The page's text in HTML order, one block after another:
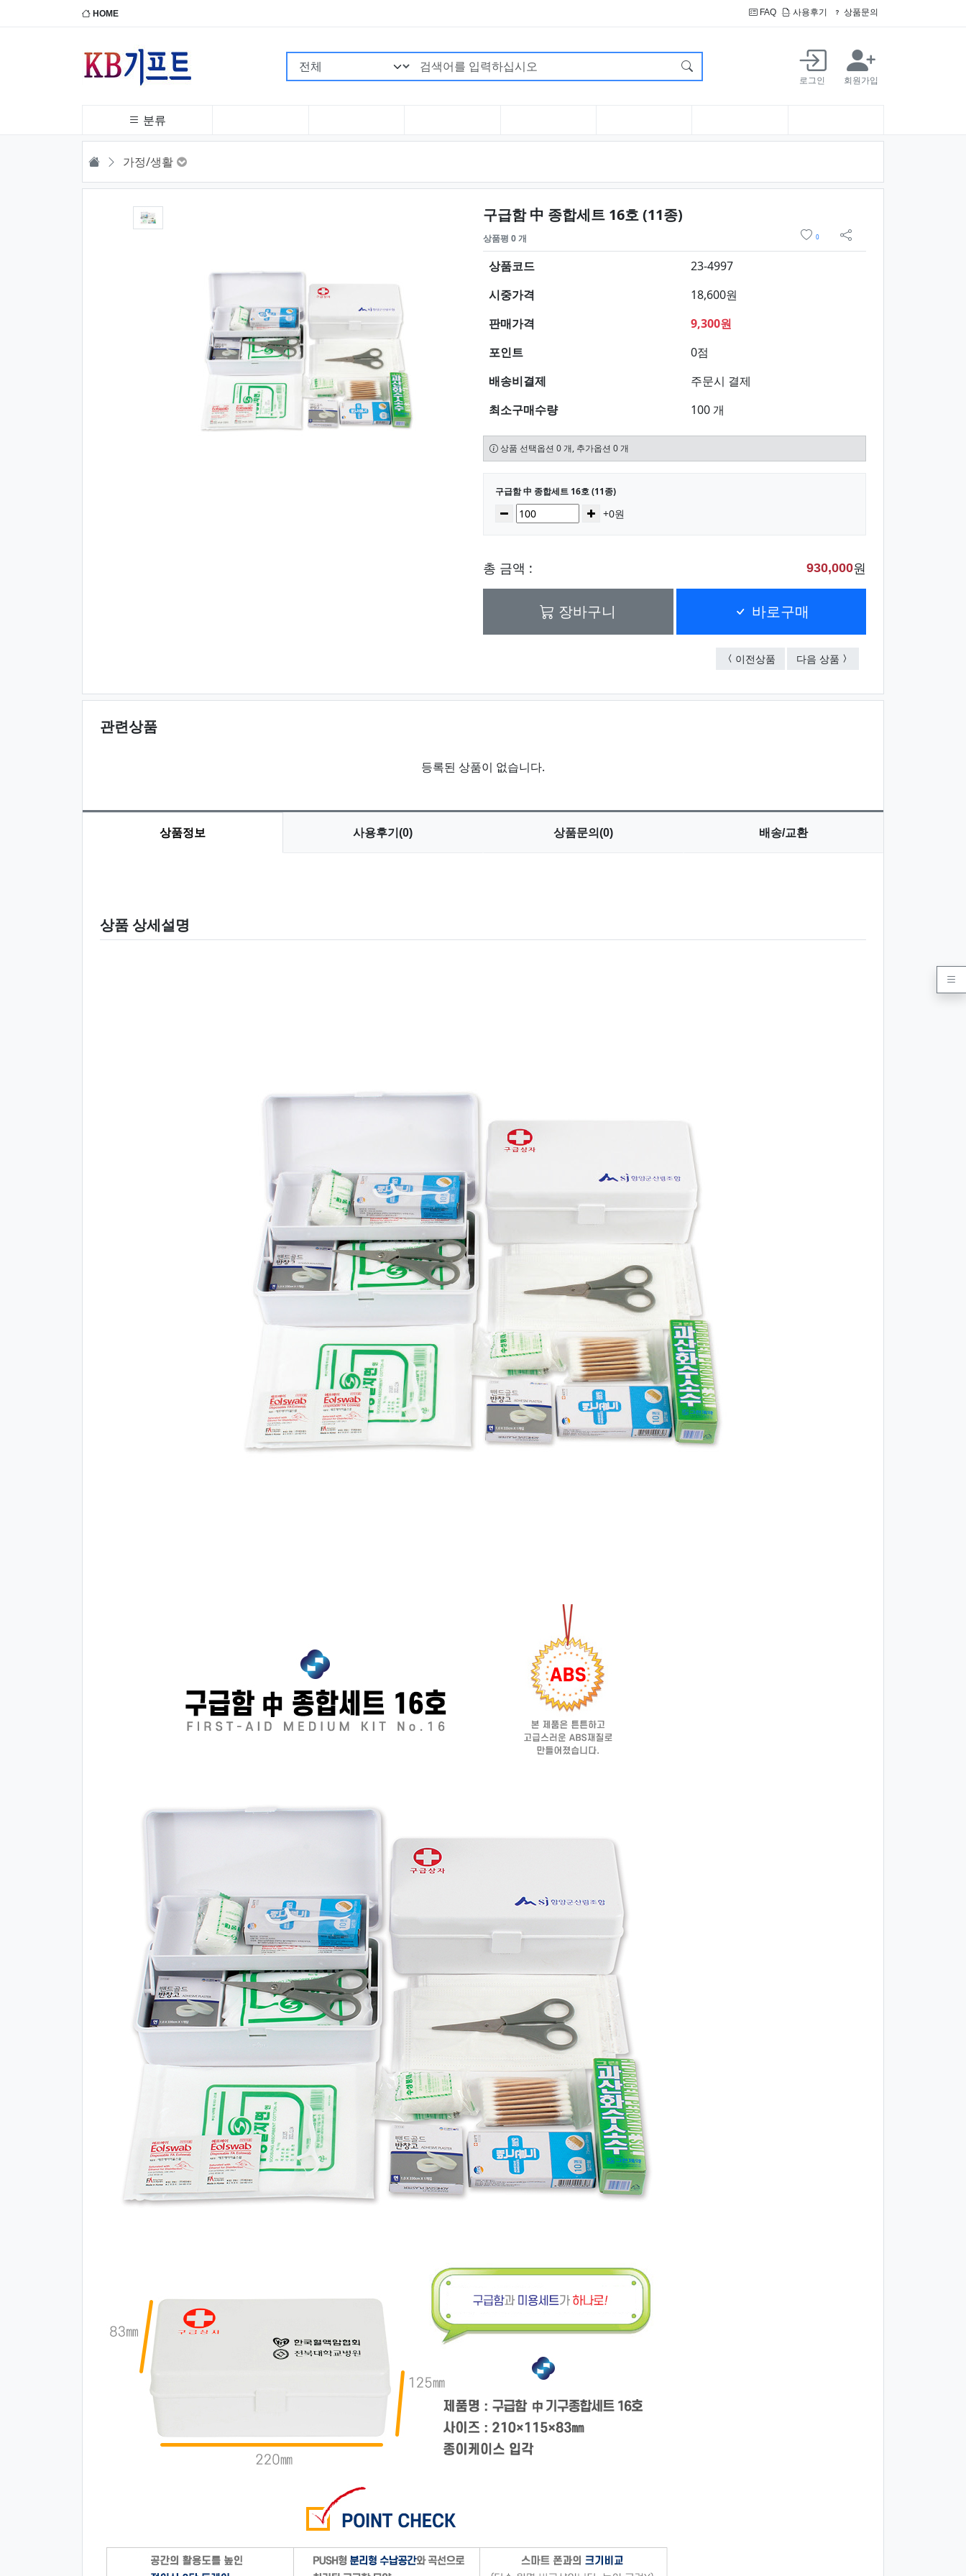
HOME FAQ 사용후기 상품문의
검색어 필수
로그인 회원가입
분류
HOME 가정/생활
구급함 中 종합세트 16호 (11종)
상품평 0 개 0
sns 공유
상품코드
23-4997
시중가격
18,600원
판매가격
9,300원
포인트
0점
배송비결제
주문시 결제
최소구매수량
100 개
상품 선택옵션 0 개, 추가옵션 0 개
선택된 옵션
구급함 中 종합세트 16호 (11종)
수량감소 증가+0원
총 금액 : 930,000원
장바구니 바로구매
이전상품 구급함 中 기구종합세트 15호 B형 (17종)
다음 상품 구급함 中 종합세트 16호 B
관련상품
등록된 상품이 없습니다.
상품정보 사용후기(0) 상품문의(0) 배송/교환
상품 상세설명